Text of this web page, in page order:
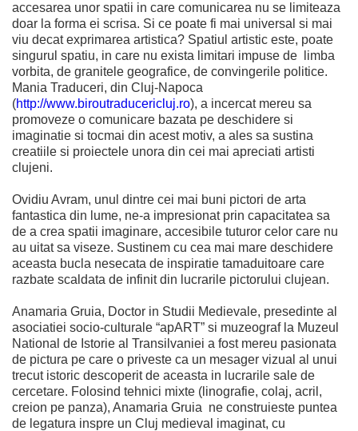
accesarea unor spatii in care comunicarea nu se limiteaza
doar la forma ei scrisa. Si ce poate fi mai universal si mai
viu decat exprimarea artistica? Spatiul artistic este, poate
singurul spatiu, in care nu exista limitari impuse de limba
vorbita, de granitele geografice, de convingerile politice.
Mania Traduceri, din Cluj-Napoca
(http://www.biroutraducericluj.ro), a incercat mereu sa
promoveze o comunicare bazata pe deschidere si
imaginatie si tocmai din acest motiv, a ales sa sustina
creatiile si proiectele unora din cei mai apreciati artisti
clujeni.
Ovidiu Avram, unul dintre cei mai buni pictori de arta
fantastica din lume, ne-a impresionat prin capacitatea sa
de a crea spatii imaginare, accesibile tuturor celor care nu
au uitat sa viseze. Sustinem cu cea mai mare deschidere
aceasta bucla nesecata de inspiratie tamaduitoare care
razbate scaldata de infinit din lucrarile pictorului clujean.
Anamaria Gruia, Doctor in Studii Medievale, presedinte al
asociatiei socio-culturale “apART” si muzeograf la Muzeul
National de Istorie al Transilvaniei a fost mereu pasionata
de pictura pe care o priveste ca un mesager vizual al unui
trecut istoric descoperit de aceasta in lucrarile sale de
cercetare. Folosind tehnici mixte (linografie, colaj, acril,
creion pe panza), Anamaria Gruia ne construieste puntea
de legatura inspre un Cluj medieval imaginat, cu